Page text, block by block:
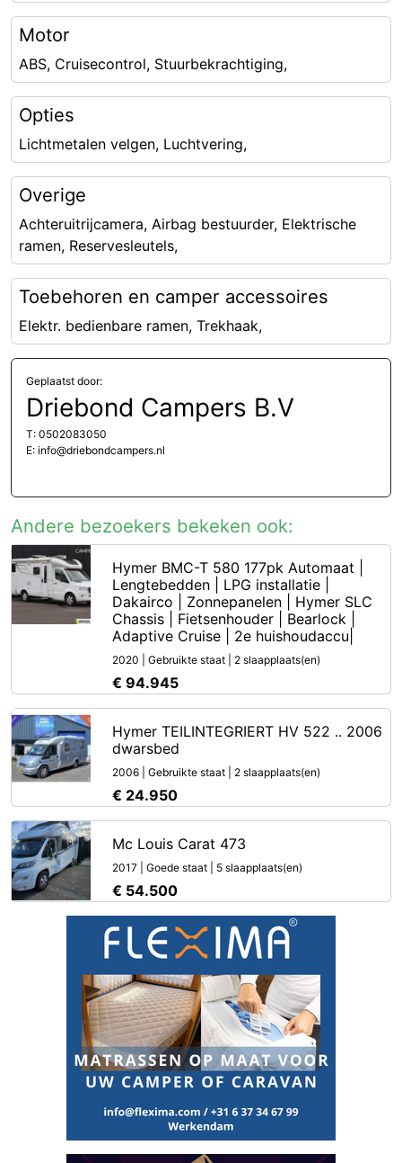
Motor
ABS, Cruisecontrol, Stuurbekrachtiging,
Opties
Lichtmetalen velgen, Luchtvering,
Overige
Achteruitrijcamera, Airbag bestuurder, Elektrische
ramen, Reservesleutels,
Toebehoren en camper accessoires
Elektr. bedienbare ramen, Trekhaak,
Geplaatst door:
Driebond Campers B.V
T: 0502083050
E: info@driebondcampers.nl
Andere bezoekers bekeken ook:
Hymer BMC-T 580 177pk Automaat |
Lengtebedden | LPG installatie |
Dakairco | Zonnepanelen | Hymer SLC
Chassis | Fietsenhouder | Bearlock |
Adaptive Cruise | 2e huishoudaccu|
2020 | Gebruikte staat | 2 slaapplaats(en)
€ 94.945
Hymer TEILINTEGRIERT HV 522 .. 2006
dwarsbed
2006 | Gebruikte staat | 2 slaapplaats(en)
€ 24.950
Mc Louis Carat 473
2017 | Goede staat | 5 slaapplaats(en)
€ 54.500